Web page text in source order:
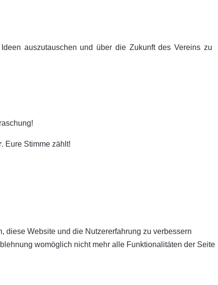
auszutauschen und über die Zukunft des Vereins zu
. Eure Stimme zählt!
diese Website und die Nutzererfahrung zu verbessern
womöglich nicht mehr alle Funktionalitäten der Seite